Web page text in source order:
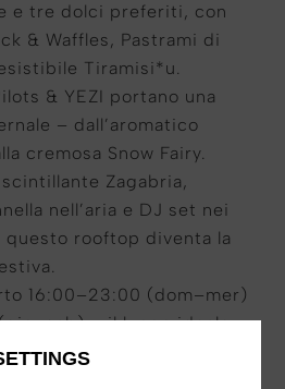
e tre dolci preferiti, con
& Waffles, Pastrami di
Tiramisi*u.
& YEZI portano una
– dall’aromatico
cremosa Snow Fairy.
Zagabria,
nell’aria e DJ set nei
questo rooftop diventa la
16:00–23:00 (dom–mer)
– il luogo ideale
dall’alto della città.